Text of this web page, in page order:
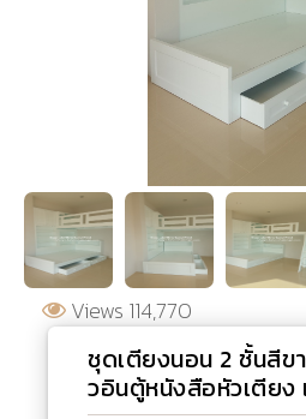
Views 114,770
ชุดเตียงนอน 2 ชั้นสี
วอินตู้หนังสือหัวเตียง